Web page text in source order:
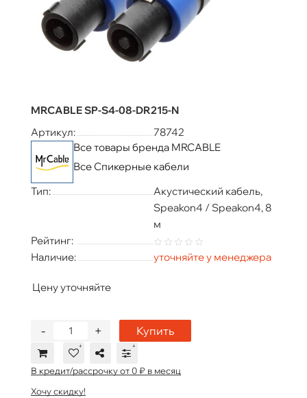
MRCABLE SP-S4-08-DR215-N
Артикул:
78742
Все товары бренда MRCABLE
Все Спикерные кабели
Тип:
Акустический кабель,
Speakon4 / Speakon4, 8
м
Рейтинг:
Наличие:
уточняйте у менеджера
Цену уточняйте
+
- Купить
В кредит/рассрочку от 0 ₽ в месяц
Хочу скидку!